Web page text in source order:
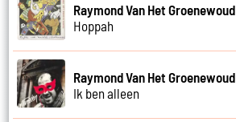
Raymond Van Het Groenewoud
Hoppah
Raymond Van Het Groenewoud
Ik ben alleen